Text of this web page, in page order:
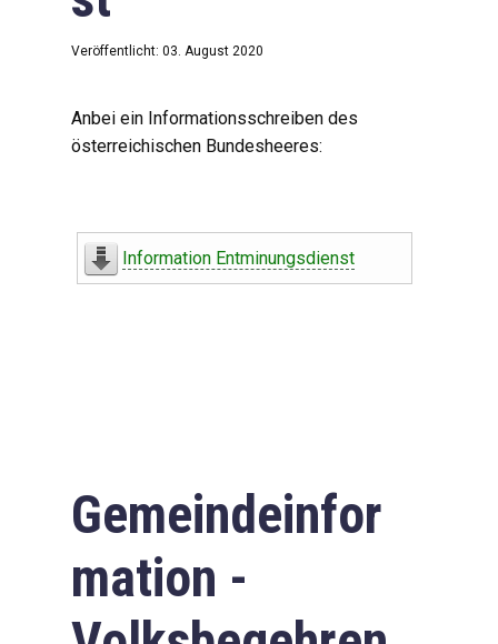
Veröffentlicht: 03. August 2020
Anbei ein Informationsschreiben des
österreichischen Bundesheeres:
Information Entminungsdienst
Gemeindeinfor
mation -